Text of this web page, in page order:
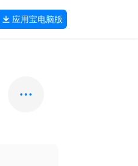
应用宝电脑版